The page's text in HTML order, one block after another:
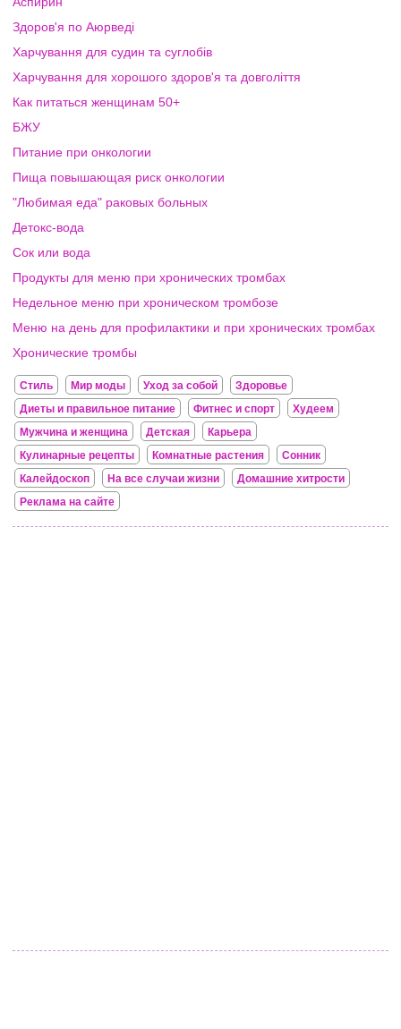
Здоров'я по Аюрведі
Харчування для судин та суглобів
Харчування для хорошого здоров'я та довголіття
Как питаться женщинам 50+
БЖУ
Питание при онкологии
Пища повышающая риск онкологии
"Любимая еда" раковых больных
Детокс-вода
Сок или вода
Продукты для меню при хронических тромбах
Недельное меню при хроническом тромбозе
Меню на день для профилактики и при хронических тромбах
Хронические тромбы
Стиль Мир моды Уход за собой
Здоровье
Диеты и правильное питание
Фитнес и спорт
Худеем
Мужчина и женщина
Детская
Карьера
Кулинарные рецепты
Комнатные растения
Сонник
Калейдоскоп
На все случаи жизни
Домашние хитрости
Реклама на сайте